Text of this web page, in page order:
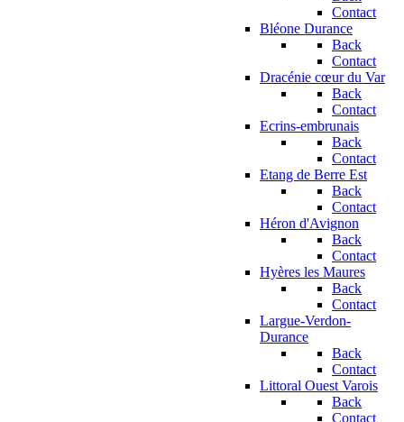
Contact
Bléone Durance
Back
Contact
Dracénie cœur du Var
Back
Contact
Ecrins-embrunais
Back
Contact
Etang de Berre Est
Back
Contact
Héron d'Avignon
Back
Contact
Hyères les Maures
Back
Contact
Largue-Verdon-
Durance
Back
Contact
Littoral Ouest Varois
Back
Contact